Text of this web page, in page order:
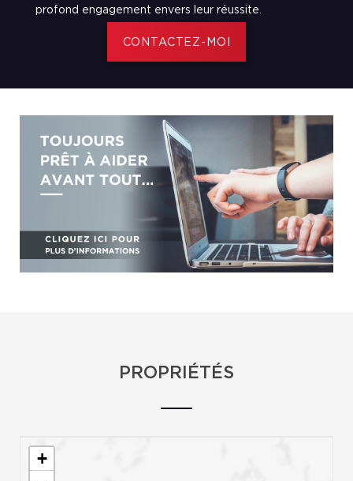
profond engagement envers leur réussite.
CONTACTEZ-MOI
PROPRIÉTÉS
+